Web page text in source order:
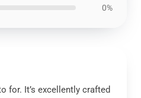
0%
for. It’s excellently crafted